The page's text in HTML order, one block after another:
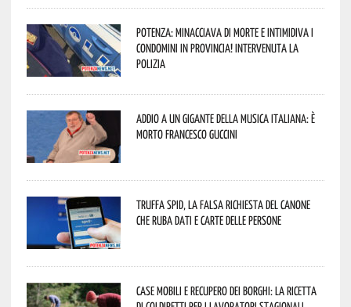
Potenza: minacciava di morte e intimidiva i
condomini in provincia! Intervenuta la
Polizia
Addio a un gigante della musica italiana: è
morto Francesco Guccini
Truffa Spid, la falsa richiesta del canone
che ruba dati e carte delle persone
Case mobili e recupero dei borghi: la ricetta